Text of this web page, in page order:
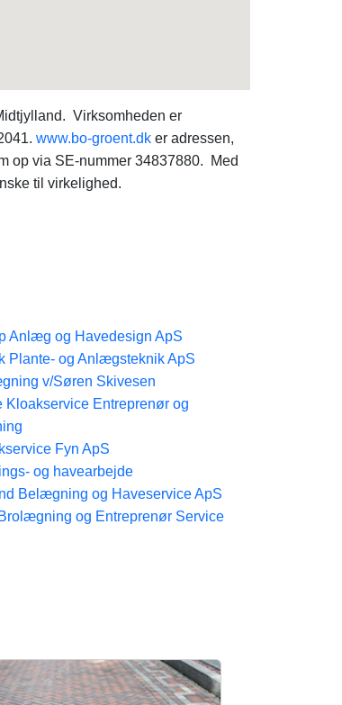
Virksomheden er
www.bo-groent.dk er adressen,
op via SE-nummer 34837880. Med
til virkelighed.
Anlæg og Havedesign ApS
Plante- og Anlægsteknik ApS
v/Søren Skivesen
Entreprenør og
Fyn ApS
og havearbejde
Belægning og Haveservice ApS
og Entreprenør Service